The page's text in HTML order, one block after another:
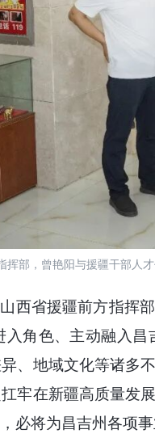
挥部，曾艳阳与援疆干部人
省援疆前方指挥
角色、主动融入
、地域文化等诸多
牢在新疆高质量发
必将为昌吉州各项事